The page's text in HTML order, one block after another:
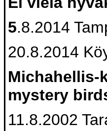
5.8.2014
20.8.2014
Michahellis-
mystery
11.8.2002